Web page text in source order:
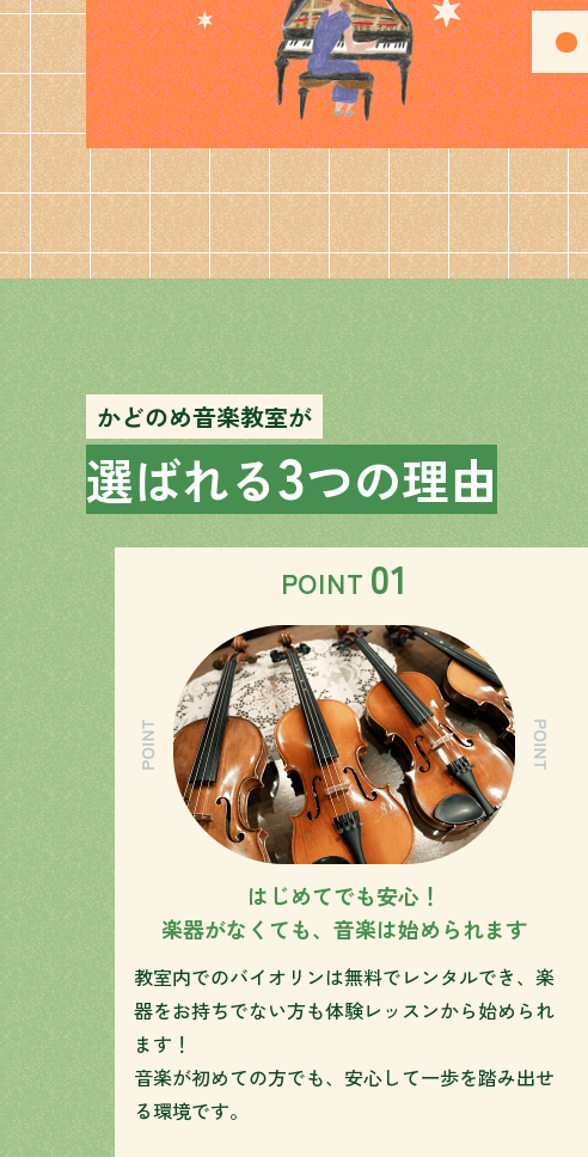
かどのめ音楽教室が
選ばれる3つの理由
POINT 01
はじめてでも安心！
楽器がなくても、音楽は始められます
教室内でのバイオリンは無料でレンタルでき、楽
器をお持ちでない方も体験レッスンから始められ
ます！
音楽が初めての方でも、安心して一歩を踏み出せ
る環境です。